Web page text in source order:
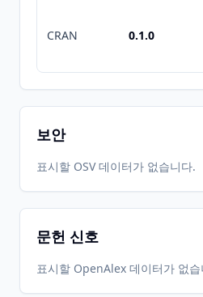
CRAN 0.1.0
보안
표시할 OSV 데이터가 없습니다.
문헌 신호
표시할 OpenAlex 데이터가 없습